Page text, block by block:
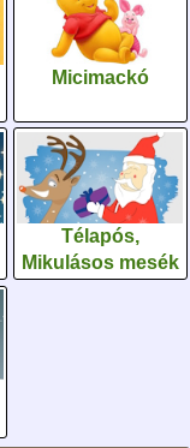
Micimackó
Télapós,
Mikulásos mesék